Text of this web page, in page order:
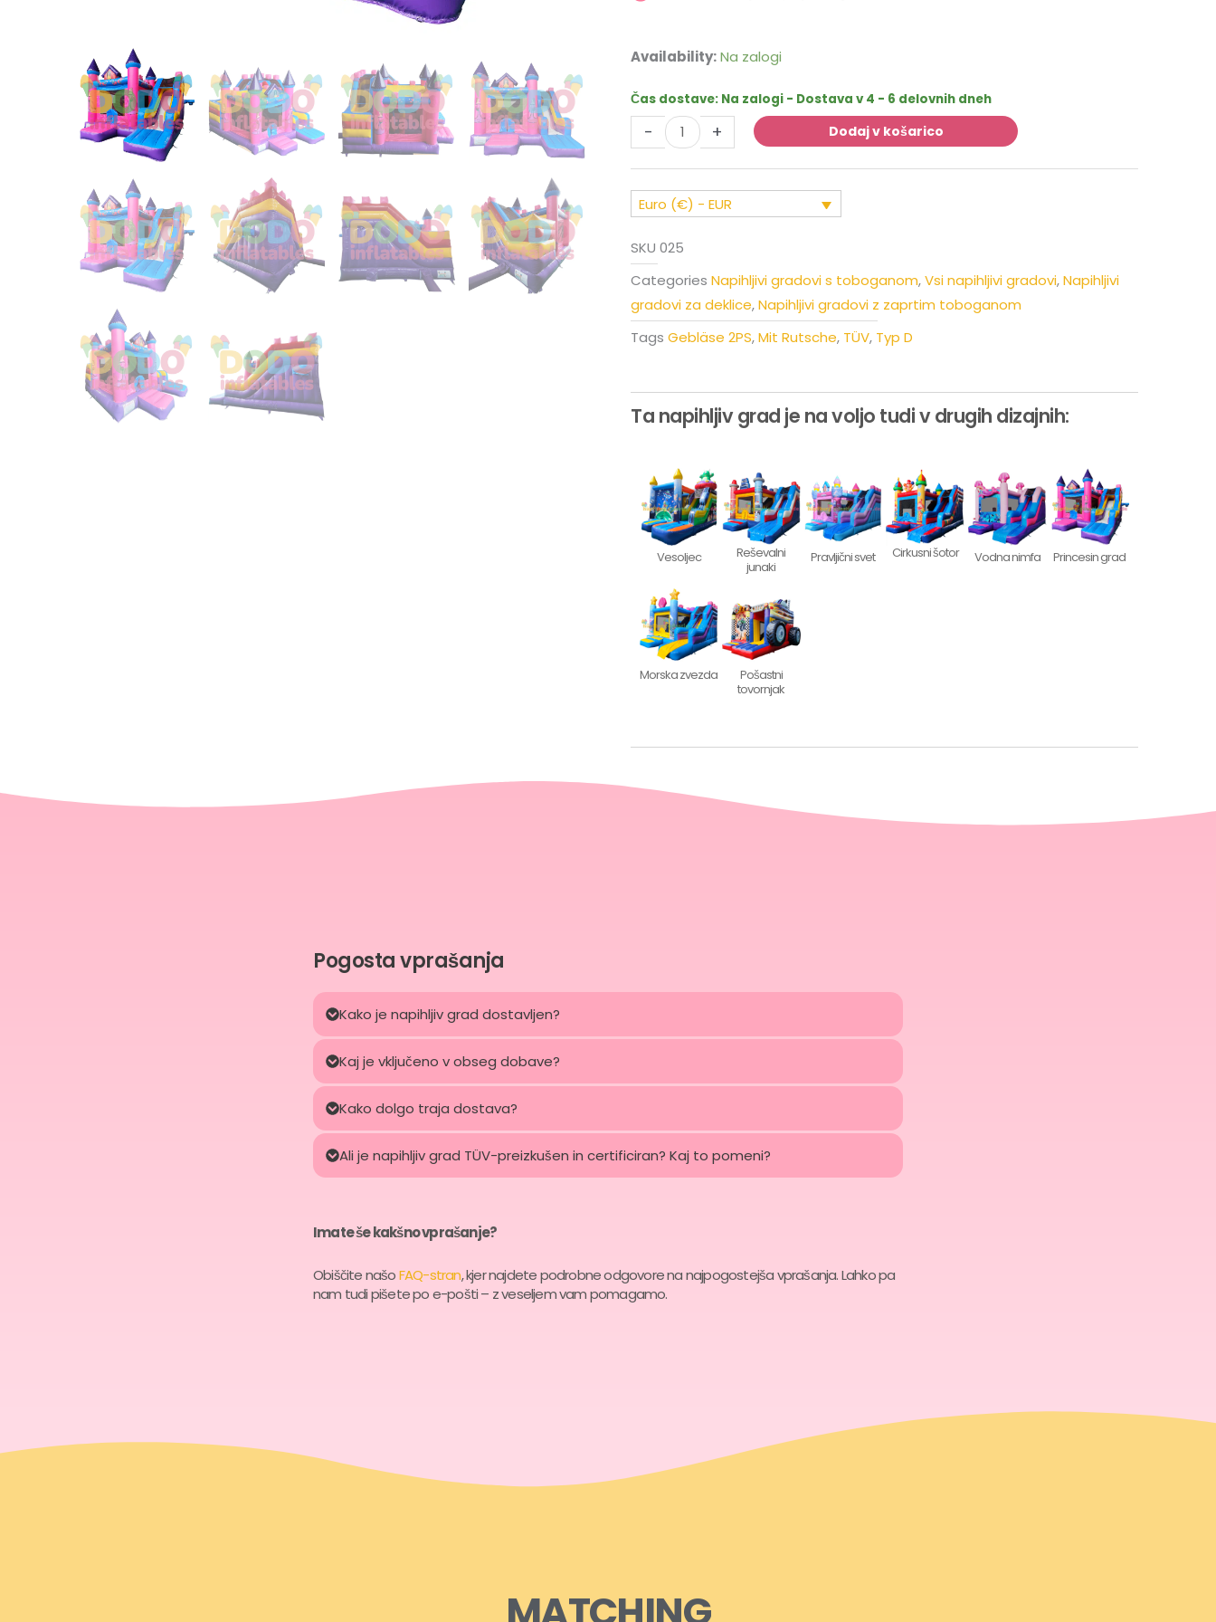
Availability:Na zalogi
Čas dostave: Na zalogi - Dostava v 4 - 6 delovnih dneh
-
Napihljiv
Princesin
grad
toboganom
količina
+ Dodaj v košarico
Euro (€) - EUR
SKU 025
Categories Napihljivi gradovi s toboganom,Vsi napihljivi gradovi,Napihljivi
gradovi za deklice,Napihljivi gradovi z zaprtim toboganom
Tags Gebläse 2PS,Mit Rutsche, TÜV, Typ D
Ta napihljiv grad je na voljo tudi v drugih dizajnih:
Vesoljec
Reševalni
junaki
Pravljični svet Cirkusni šotor Vodna nimfa Princesin grad
Morska zvezda
Pošastni
tovornjak
Pogosta vprašanja
Kako je napihljiv grad dostavljen?
Kaj je vključeno v obseg dobave?
Kako dolgo traja dostava?
Ali je napihljiv grad TÜV-preizkušen in certificiran? Kaj to pomeni?
Imate še kakšno vprašanje?
Obiščite našoFAQ-stran, kjer najdete podrobne odgovore na najpogostejša vprašanja. Lahko pa
nam tudi pišete po e-pošti – z veseljem vam pomagamo.